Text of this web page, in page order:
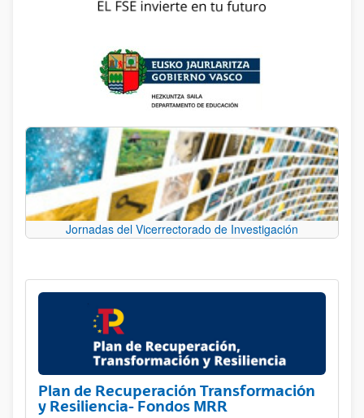
Jornadas del Vicerrectorado de Investigación
Plan de Recuperación Transformación
y Resiliencia- Fondos MRR